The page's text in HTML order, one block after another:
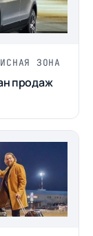
ЗОНА
продаж